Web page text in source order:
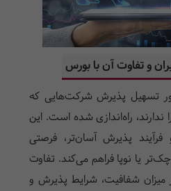
و تفاوت آن با بورس
تسهیل پذیرش شرکت‌هایی که
راه‌اندازی شده است. این
فرآیند پذیرش آسان‌تر، فرصتی
یا نوپا فراهم می‌کند. تفاوت
شفافیت، شرایط پذیرش و